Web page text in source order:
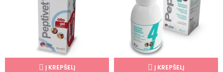
Į KREPŠELĮ Į KREPŠELĮ